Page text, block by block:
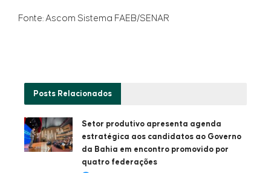
Fonte: Ascom Sistema FAEB/SENAR
Posts Relacionados
Setor produtivo apresenta agenda
estratégica aos candidatos ao Governo
da Bahia em encontro promovido por
quatro federações